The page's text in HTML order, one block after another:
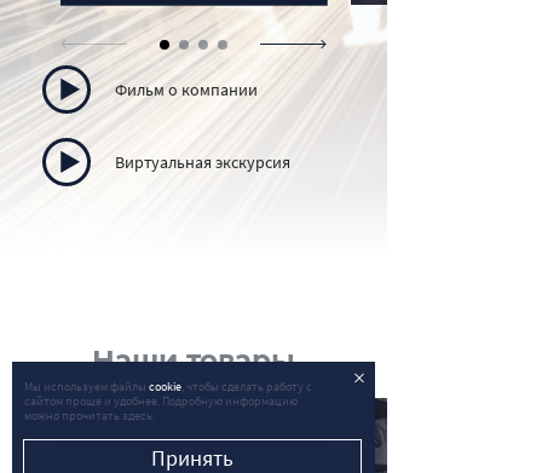
Фильм о компании
Виртуальная экскурсия
Наши товары
Мы используем файлы cookie, чтобы сделать работу с
сайтом проще и удобнее. Подробную информацию
можно прочитать здесь.
Принять